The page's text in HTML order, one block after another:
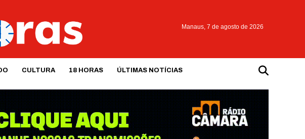
Manaus, 7 de agosto de 2026
CULTURA 18 HORAS ÚLTIMAS NOTÍCIAS